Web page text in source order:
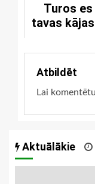
Turos es
tavas
Atbildēt
Lai
Aktuālākie